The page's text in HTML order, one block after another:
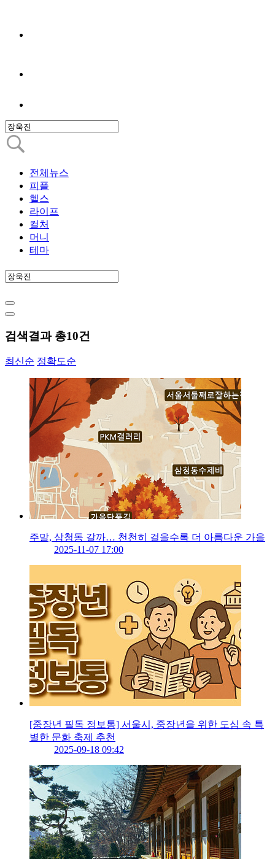
전체뉴스
피플
헬스
라이프
컬처
머니
테마
검색결과 총10건
최신순 정확도순
주말, 삼청동 갈까… 천천히 걸을수록 더 아름다운 가을
2025-11-07 17:00
[중장년 필독 정보통] 서울시, 중장년을 위한 도심 속 특
별한 문화 축제 추천
2025-09-18 09:42